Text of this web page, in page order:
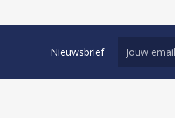
Nieuwsbrief